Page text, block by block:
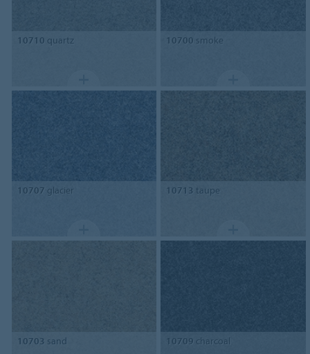
10710 quartz 10700 smoke
10707 glacier 10713 taupe
10703 sand 10709 charcoal